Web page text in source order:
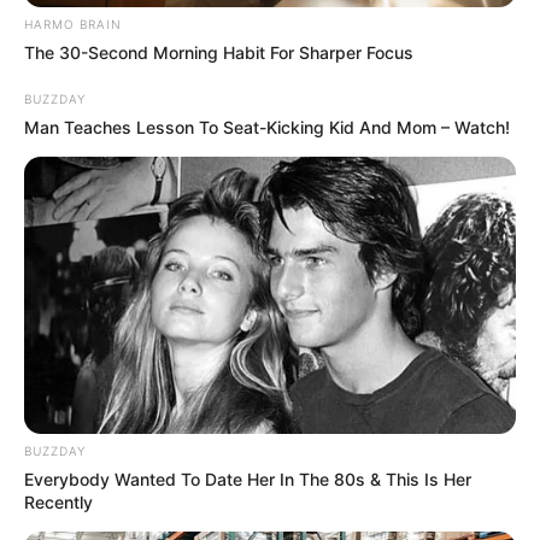
Ο αέρας, με μια οργή που πάγωνε το αίμα,
άρχισε να σηκώνει στον αέρα τραπέζια,
Οι εικόνες έδειχναν την απόλυτη δύναμη
της φύσης απέναντι στην ανθρώπινη τάξη
και ηρεμία.
HARMO BRAIN
The 30-Second Morning Habit For Sharper Focus
BUZZDAY
Man Teaches Lesson To Seat-Kicking Kid And Mom – Watch!
BUZZDAY
Everybody Wanted To Date Her In The 80s & This Is Her
Recently